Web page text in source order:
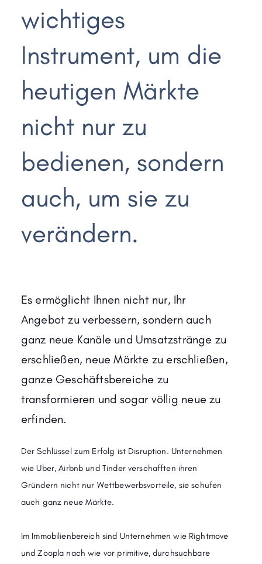
wichtiges
Instrument, um die
heutigen Märkte
nicht nur zu
bedienen, sondern
auch, um sie zu
verändern.
Es ermöglicht Ihnen nicht nur, Ihr
Angebot zu verbessern, sondern auch
ganz neue Kanäle und Umsatzstränge zu
erschließen, neue Märkte zu erschließen,
ganze Geschäftsbereiche zu
transformieren und sogar völlig neue zu
erfinden.
Der Schlüssel zum Erfolg ist Disruption. Unternehmen
wie Uber, Airbnb und Tinder verschafften ihren
Gründern nicht nur Wettbewerbsvorteile, sie schufen
auch ganz neue Märkte.
Im Immobilienbereich sind Unternehmen wie Rightmove
und Zoopla nach wie vor primitive, durchsuchbare